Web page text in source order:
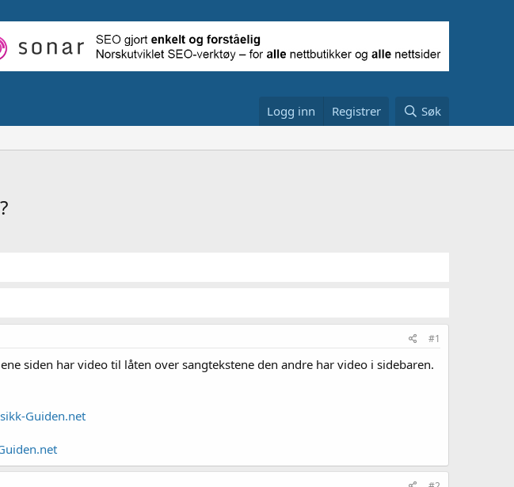
Logg inn Registrer Søk
#1
siden har video til låten over sangtekstene den andre har video i sidebaren.
Guiden.net